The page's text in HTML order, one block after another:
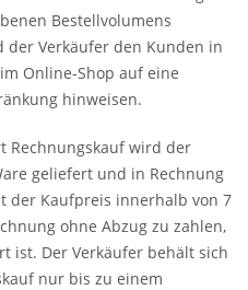
Bestellvolumens
der Verkäufer den Kunden in
Online-Shop auf eine
hinweisen.
Rechnungskauf wird der
geliefert und in Rechnung
der Kaufpreis innerhalb von 7
ohne Abzug zu zahlen,
ist. Der Verkäufer behält sich
nur bis zu einem